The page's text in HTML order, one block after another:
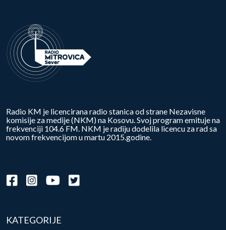
Radio KM je licencirana radio stanica od strane Nezavisne
komisije za medije (NKM) na Kosovu. Svoj program emituje na
frekvenciji 104.6 FM. NKM je radiju dodelila licencu za rad sa
novom frekvencijom u martu 2015.godine.
KATEGORIJE